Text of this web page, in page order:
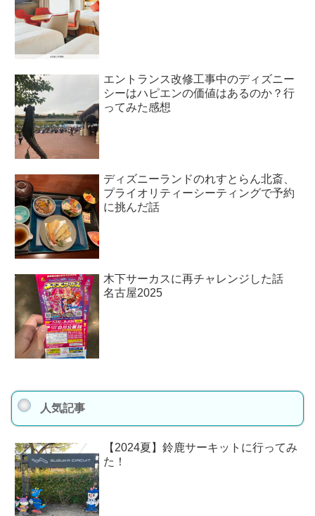
エントランス改修工事中のディズニー
シーはハピエンの価値はあるのか？行
ってみた感想
ディズニーランドのれすとらん北斎、
プライオリティーシーティングで予約
に挑んだ話
木下サーカスに再チャレンジした話
名古屋2025
人気記事
【2024夏】鈴鹿サーキットに行ってみ
た！